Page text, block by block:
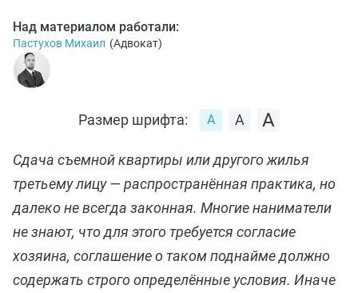
Над материалом работали:
Пастухов Михаил (Адвокат)
Размер шрифта:
Сдача съемной квартиры или другого жилья
третьему лицу — распространённая практика, но
далеко не всегда законная. Многие наниматели
не знают, что для этого требуется согласие
хозяина, соглашение о таком поднайме должно
содержать строго определённые условия. Иначе